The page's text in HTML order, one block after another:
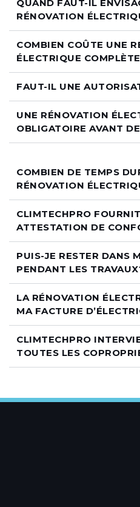
QUAND FAUT-IL
RÉNOVATION
COMBIEN COÛTE UNE
ÉLECTRIQUE COMPLÈTE
FAUT-IL UNE
UNE RÉNOVATION
OBLIGATOIRE AVANT
COMBIEN DE TEMPS
RÉNOVATION
CLIMTECHPRO
ATTESTATION DE
PUIS-JE RESTER DANS
PENDANT LES
LA RÉNOVATION
MA FACTURE
CLIMTECHPRO
TOUTES LES